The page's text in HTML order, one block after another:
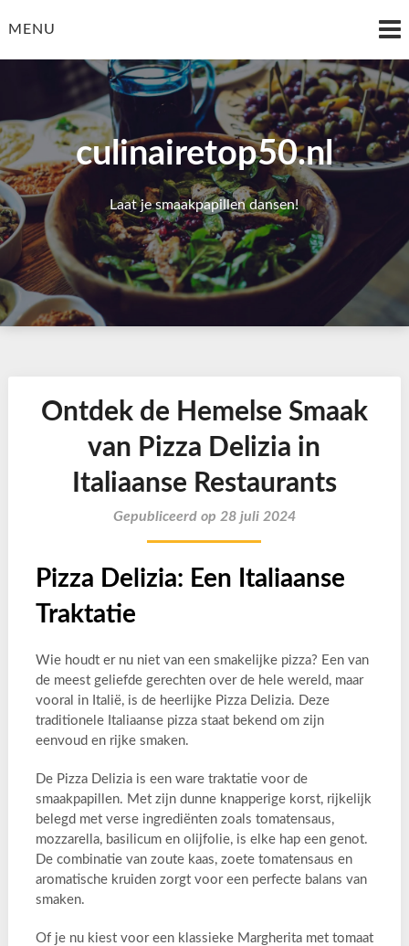
toMENU
culinairetop50.nl
Laat je smaakpapillen dansen!
Ontdek de Hemelse Smaak
van Pizza Delizia in
Italiaanse Restaurants
Gepubliceerd op 28 juli 2024
Pizza Delizia: Een Italiaanse
Traktatie
Wie houdt er nu niet van een smakelijke pizza? Een van
de meest geliefde gerechten over de hele wereld, maar
vooral in Italië, is de heerlijke Pizza Delizia. Deze
traditionele Italiaanse pizza staat bekend om zijn
eenvoud en rijke smaken.
De Pizza Delizia is een ware traktatie voor de
smaakpapillen. Met zijn dunne knapperige korst, rijkelijk
belegd met verse ingrediënten zoals tomatensaus,
mozzarella, basilicum en olijfolie, is elke hap een genot.
De combinatie van zoute kaas, zoete tomatensaus en
aromatische kruiden zorgt voor een perfecte balans van
smaken.
Of je nu kiest voor een klassieke Margherita met tomaat